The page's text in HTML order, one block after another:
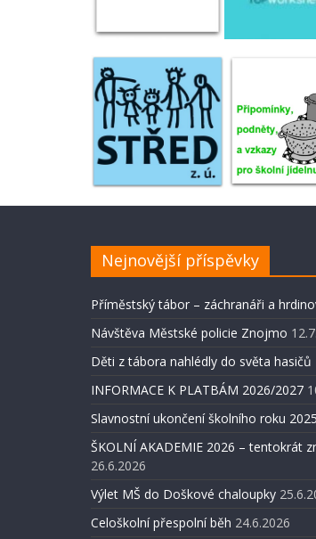
Nejnovější příspěvky
Příměstský tábor – záchranáři a
Návštěva Městské policie Znojmo
Děti z tábora nahlédly do světa hasičů
INFORMACE K PLATBÁM 2026/2027
Slavnostní ukončení školního roku
ŠKOLNÍ AKADEMIE 2026 – tentokrát
26.6.2026
Výlet MŠ do Doškové chaloupky
Celoškolní přespolní běh 24.6.2026